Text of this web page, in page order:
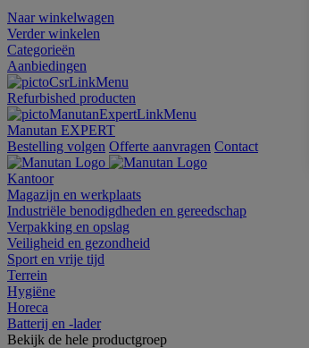
Naar winkelwagen
Verder winkelen
Categorieën
Aanbiedingen
Refurbished producten
Manutan EXPERT
Bestelling volgen Offerte aanvragen Contact
Kantoor
Magazijn en werkplaats
Industriële benodigdheden en gereedschap
Verpakking en opslag
Veiligheid en gezondheid
Sport en vrije tijd
Terrein
Hygiëne
Horeca
Batterij en -lader
Bekijk de hele productgroep